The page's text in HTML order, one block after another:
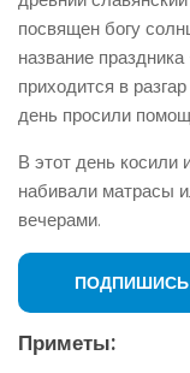
посвящен богу
название
приходится в
день просили
В этот день косили
набивали матрасы
вечерами.
Приметы: